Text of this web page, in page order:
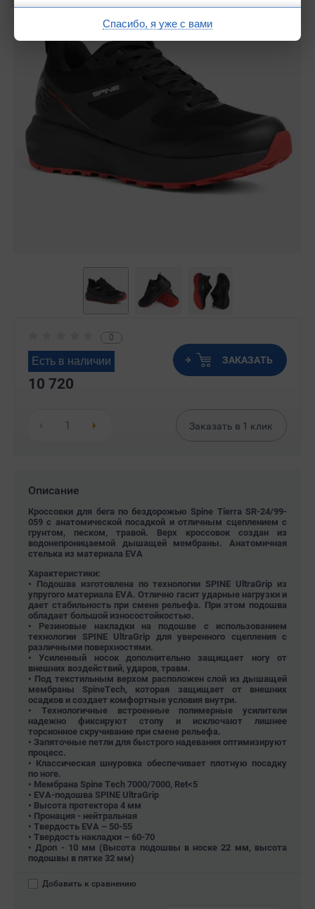
0
Есть в наличии
10 720
ЗАКАЗАТЬ
Заказать в 1 клик
Описание
Кроссовки для бега по бездорожью Spine Tierra SR-24/99-
059 с анатомической посадкой и отличным сцеплением с
грунтом, песком, травой. Верх кроссовок создан из
водонепроницаемой дышащей мембраны. Анатомичная
стелька из материала EVA
Характеристики:
• Подошва изготовлена по технологии SPINE UltraGrip из
упругого материала EVA. Отлично гасит ударные нагрузки и
дает стабильность при смене рельефа. При этом подошва
обладает большой износостойкостью.
• Резиновые накладки на подошве с использованием
технологии SPINE UltraGrip для уверенного сцепления с
различными поверхностями.
• Усиленный носок дополнительно защищает ногу от
внешних воздействий, ударов, травм.
• Под текстильным верхом расположен слой из дышащей
мембраны SpineTech, которая защищает от внешних
осадков и создает комфортные условия внутри.
• Технологичные встроенные полимерные усилители
надежно фиксируют стопу и исключают лишнее
торсионное скручивание при смене рельефа.
• Запяточные петли для быстрого надевания оптимизируют
процесс.
• Классическая шнуровка обеспечивает плотную посадку
по ноге.
• Мембрана Spine Tech 7000/7000, Ret<5
• EVA-подошва SPINE UltraGrip
• Высота протектора 4 мм
• Пронация - нейтральная
• Твердость EVA – 50-55
• Твердость накладки – 60-70
• Дроп - 10 мм (Высота подошвы в носке 22 мм, высота
подошвы в пятке 32 мм)
Добавить к сравнению
Спасибо, я уже с вами